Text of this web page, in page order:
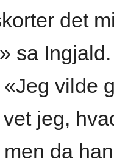
det
sa
«Jeg vilde
jeg,
da